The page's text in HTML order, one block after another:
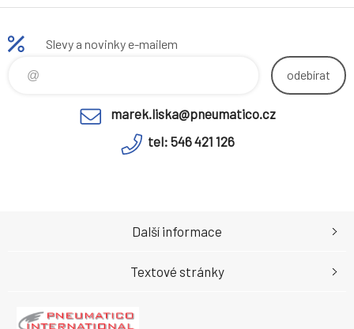
Slevy a novinky e-mailem
odebírat
marek.liska@pneumatico.cz
tel: 546 421 126
Další informace
Textové stránky